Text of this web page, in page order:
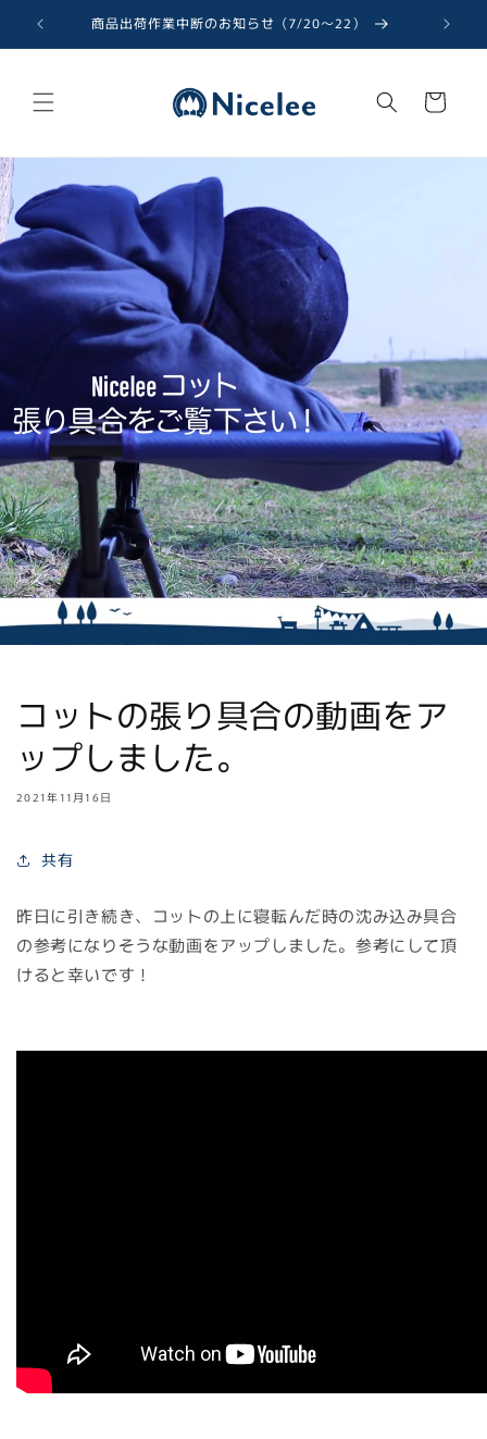
ンツに
進む
商品出荷作業中断のお知らせ（7/20〜22）
ー
コットの張り具合の動画をア
ップしました。
2021年11月16日
共有
昨日に引き続き、コットの上に寝転んだ時の沈み込み具合
の参考になりそうな動画をアップしました。参考にして頂
けると幸いです！